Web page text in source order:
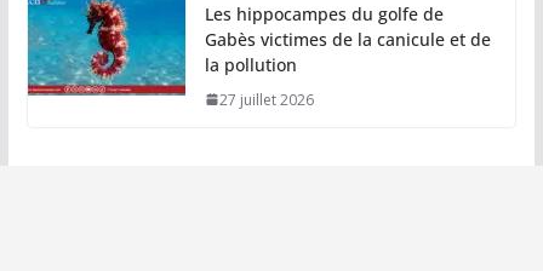
Les hippocampes du golfe de
Gabès victimes de la canicule et de
la pollution
27 juillet 2026